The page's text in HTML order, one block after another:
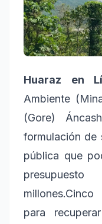
Huaraz en
Ambiente
(Gore)
formulación de
pública que
para